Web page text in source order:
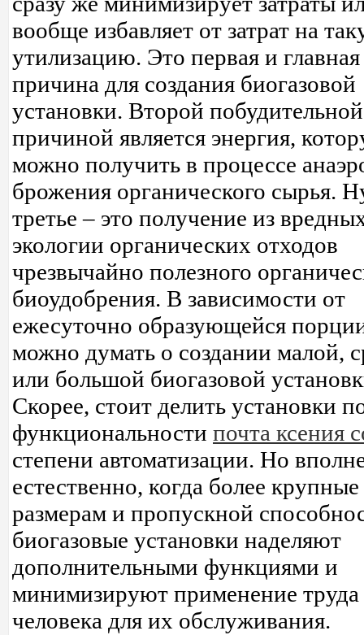
вообще избавляет от затрат на
утилизацию. Это первая и главная
причина для создания биогазовой
установки. Второй побудительной
причиной является энергия,
можно получить в процессе
брожения органического сырья.
третье – это получение из
экологии органических отходов
чрезвычайно полезного
биоудобрения. В зависимости от
ежесуточно образующейся
можно думать о создании малой,
или большой биогазовой
Скорее, стоит делить установки
функциональности почта ксения
степени автоматизации. Но
естественно, когда более
размерам и пропускной
биогазовые установки наделяют
дополнительными функциями и
минимизируют применение труда
человека для их обслуживания.